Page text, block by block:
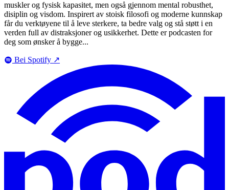
muskler og fysisk kapasitet, men også gjennom mental robusthet,
disiplin og visdom. Inspirert av stoisk filosofi og moderne kunnskap
får du verktøyene til å leve sterkere, ta bedre valg og stå støtt i en
verden full av distraksjoner og usikkerhet. Dette er podcasten for
deg som ønsker å bygge...
Bei Spotify ↗